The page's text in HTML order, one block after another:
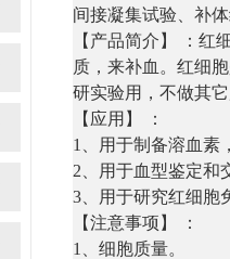
间接凝集试验、补
【产品简介】 ：红
质，来补血。红细
研实验用，不做其
【应用】 ：
1、用于制备溶血素
2、用于血型鉴定和
3、用于研究红细胞
【注意事项】 ：
1、细胞质量。